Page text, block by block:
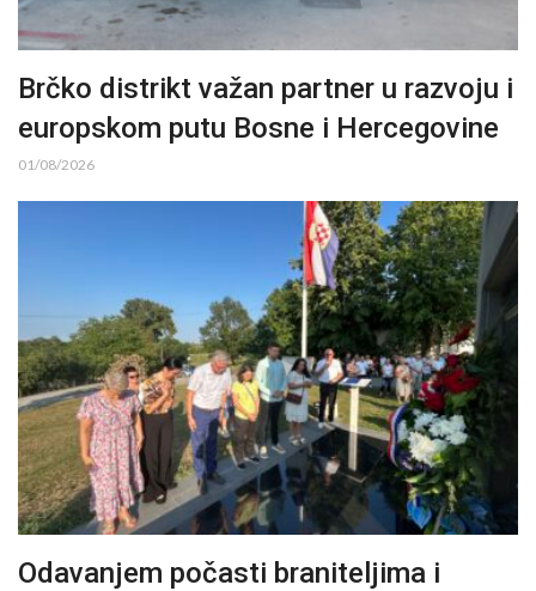
Brčko distrikt važan partner u razvoju i
europskom putu Bosne i Hercegovine
01/08/2026
Odavanjem počasti braniteljima i